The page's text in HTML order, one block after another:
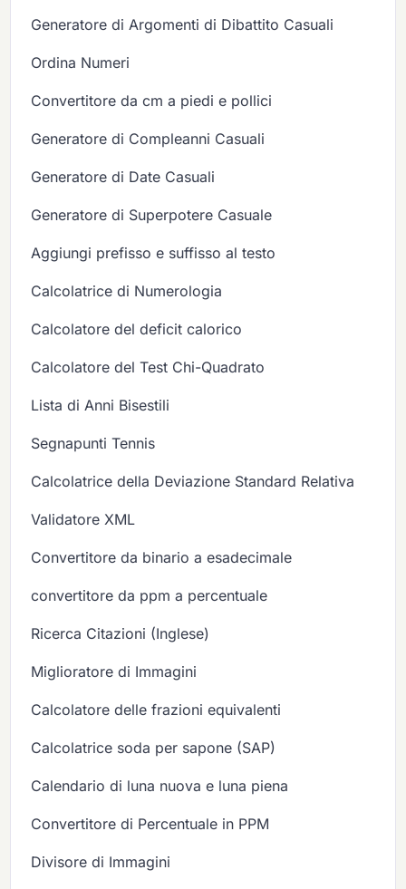
Generatore di Argomenti di Dibattito Casuali
Ordina Numeri
Convertitore da cm a piedi e pollici
Generatore di Compleanni Casuali
Generatore di Date Casuali
Generatore di Superpotere Casuale
Aggiungi prefisso e suffisso al testo
Calcolatrice di Numerologia
Calcolatore del deficit calorico
Calcolatore del Test Chi-Quadrato
Lista di Anni Bisestili
Segnapunti Tennis
Calcolatrice della Deviazione Standard Relativa
Validatore XML
Convertitore da binario a esadecimale
convertitore da ppm a percentuale
Ricerca Citazioni (Inglese)
Miglioratore di Immagini
Calcolatore delle frazioni equivalenti
Calcolatrice soda per sapone (SAP)
Calendario di luna nuova e luna piena
Convertitore di Percentuale in PPM
Divisore di Immagini